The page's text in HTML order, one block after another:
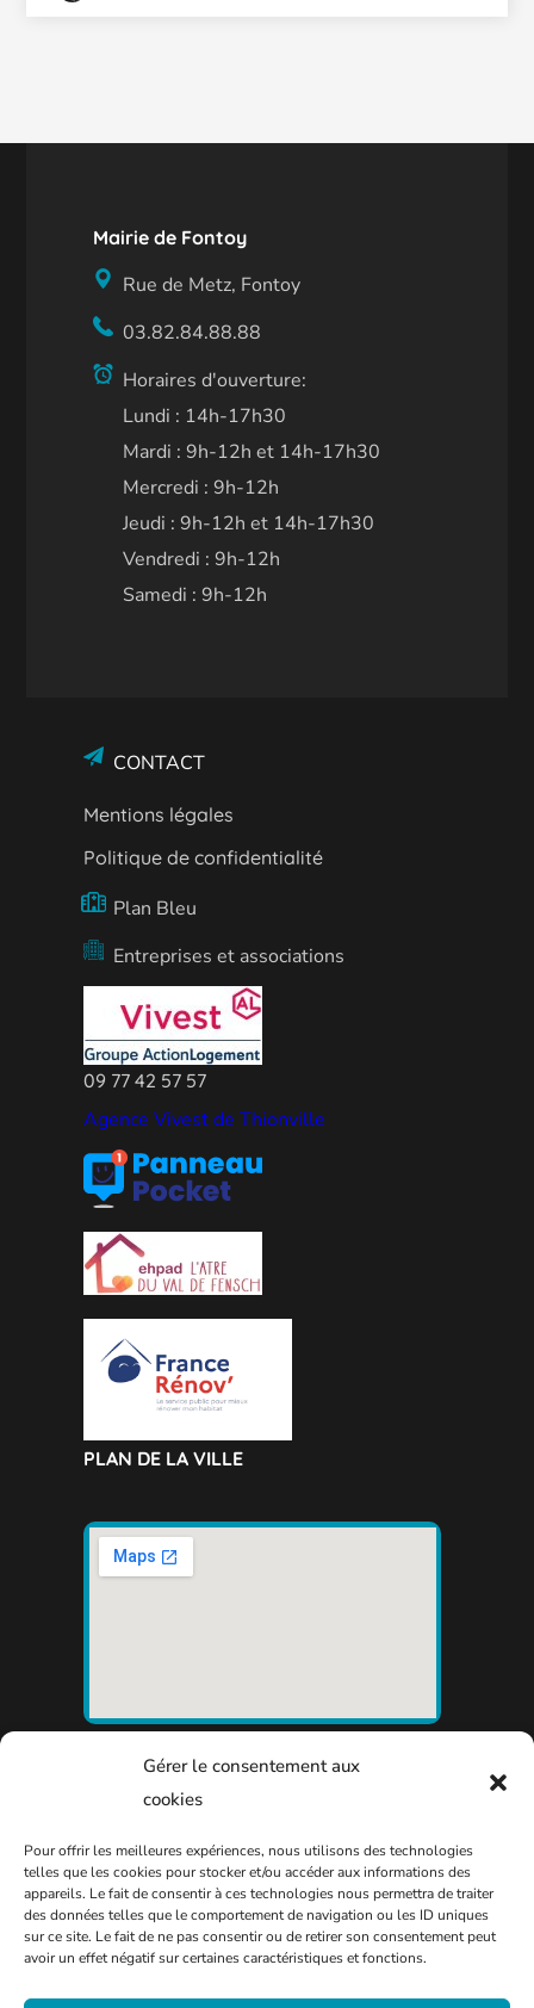
Gérer le consentement aux
cookies
Pour offrir les meilleures expériences, nous utilisons des technologies
telles que les cookies pour stocker et/ou accéder aux informations des
appareils. Le fait de consentir à ces technologies nous permettra de traiter
des données telles que le comportement de navigation ou les ID uniques
sur ce site. Le fait de ne pas consentir ou de retirer son consentement peut
avoir un effet négatif sur certaines caractéristiques et fonctions.
Mairie de Fontoy
Rue de Metz, Fontoy
03.82.84.88.88
Horaires d'ouverture:
Lundi : 14h-17h30
Mardi : 9h-12h et 14h-17h30
Mercredi : 9h-12h
Jeudi : 9h-12h et 14h-17h30
Vendredi : 9h-12h
Samedi : 9h-12h
CONTACT
Mentions légales
Politique de confidentialité
Plan Bleu
Entreprises et associations
09 77 42 57 57
Agence Vivest de Thionville
PLAN DE LA VILLE